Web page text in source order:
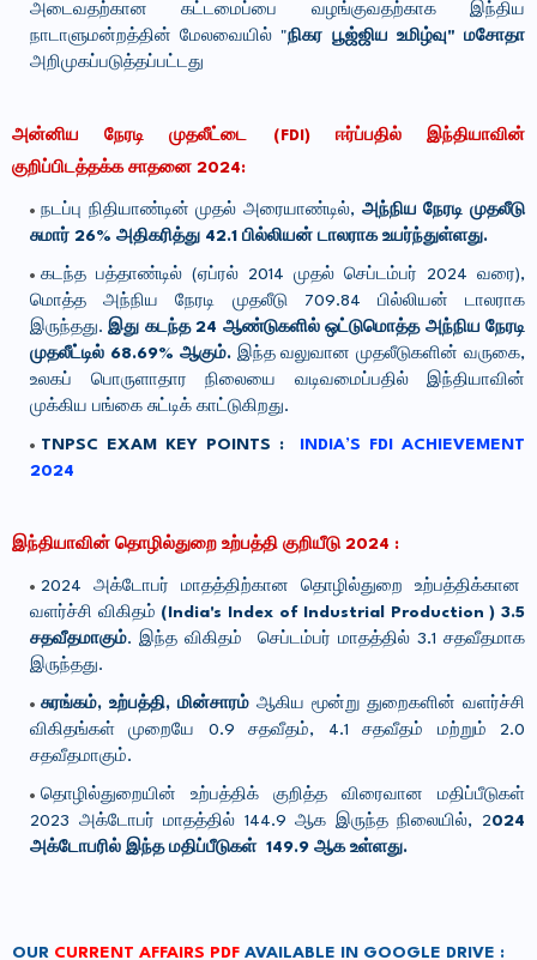
அடைவதற்கான கட்டமைப்பை வழங்குவதற்காக இந்திய
நாடாளுமன்றத்தின் மேலவையில் "நிகர பூஜ்ஜிய உமிழ்வு" மசோதா
அறிமுகப்படுத்தப்பட்டது
அன்னிய நேரடி முதலீட்டை (FDI) ஈர்ப்பதில் இந்தியாவின்
குறிப்பிடத்தக்க சாதனை 2024:
நடப்பு நிதியாண்டின் முதல் அரையாண்டில், அந்நிய நேரடி முதலீடு
சுமார் 26% அதிகரித்து 42.1 பில்லியன் டாலராக உயர்ந்துள்ளது.
கடந்த பத்தாண்டில் (ஏப்ரல் 2014 முதல் செப்டம்பர் 2024 வரை),
மொத்த அந்நிய நேரடி முதலீடு 709.84 பில்லியன் டாலராக
இருந்தது. இது கடந்த 24 ஆண்டுகளில் ஒட்டுமொத்த அந்நிய நேரடி
முதலீட்டில் 68.69% ஆகும்.இந்த வலுவான முதலீடுகளின் வருகை,
உலகப் பொருளாதார நிலையை வடிவமைப்பதில் இந்தியாவின்
முக்கிய பங்கை சுட்டிக் காட்டுகிறது.
TNPSC EXAM KEY POINTS :
INDIA’S FDI ACHIEVEMENT
2024
இந்தியாவின் தொழில்துறை உற்பத்தி குறியீடு 2024 :
2024 அக்டோபர் மாதத்திற்கான தொழில்துறை உற்பத்திக்கான
வளர்ச்சி விகிதம் ( India's Index of Industrial Production ) 3.5
சதவீதமாகும். இந்த விகிதம் செப்டம்பர் மாதத்தில் 3.1 சதவீதமாக
இருந்தது.
சுரங்கம், உற்பத்தி, மின்சாரம் ஆகிய மூன்று துறைகளின் வளர்ச்சி
விகிதங்கள் முறையே 0.9 சதவீதம், 4.1 சதவீதம் மற்றும் 2.0
சதவீதமாகும்.
தொழில்துறையின் உற்பத்திக் குறித்த விரைவான மதிப்பீடுகள்
2023 அக்டோபர் மாதத்தில் 144.9 ஆக இருந்த நிலையில், 2024
அக்டோபரில் இந்த மதிப்பீடுகள் 149.9 ஆக உள்ளது.
OUR CURRENT AFFAIRS PDF AVAILABLE IN GOOGLE DRIVE :